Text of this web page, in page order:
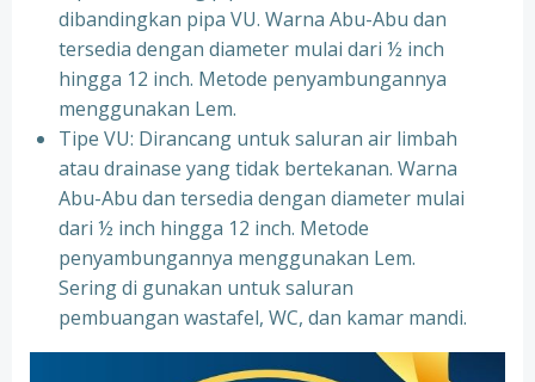
dibandingkan pipa VU. Warna Abu-Abu dan
tersedia dengan diameter mulai dari ½ inch
hingga 12 inch. Metode penyambungannya
menggunakan Lem.
Tipe VU: Dirancang untuk saluran air limbah
atau drainase yang tidak bertekanan. Warna
Abu-Abu dan tersedia dengan diameter mulai
dari ½ inch hingga 12 inch. Metode
penyambungannya menggunakan Lem.
Sering di gunakan untuk saluran
pembuangan wastafel, WC, dan kamar mandi.